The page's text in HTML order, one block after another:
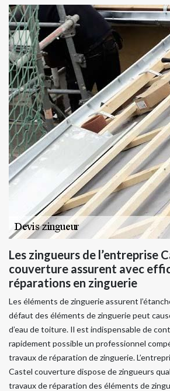
Les zingueurs de l’entreprise
couverture assurent avec
réparations en zinguerie
Les éléments de zinguerie assurent
défaut des éléments de zinguerie peut
d’eau de toiture. Il est indispensable de
rapidement possible un professionnel
travaux de réparation de zinguerie.
Castel couverture dispose de zingueurs
travaux de réparation des éléments de